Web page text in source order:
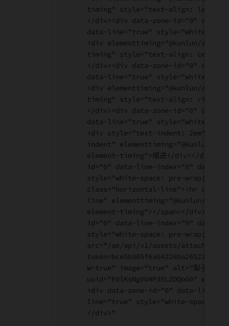
timing" style="text-align: left;">左
</div><div data-zone-id="0" data-
data-line="true" style="white-
<div elementtiming="@kunlun/app-
timing" style="text-align: center;">
</div><div data-zone-id="0" data-
data-line="true" style="white-
<div elementtiming="@kunlun/app-
timing" style="text-align: right;">
</div><div data-zone-id="0" data-
data-line="true" style="white-
<div style="text-indent: 2em"
indent" elementtiming="@kunlun/
element-timing">缩进</div></
id="0" data-line-index="8" data-
style="white-space: pre-
class="horizontal-line"><hr
line" elementtiming="@kunlun/app-
element-timing"></span></div><div
id="0" data-line-index="9" data-
style="white-space: pre-
src="/ae/api/v1/assets/attachment/
w=true" image="true" alt="梨子
uuid="F0lKsNgVU4P35LZDQoG0"
<div data-zone-id="0" data-line-
line="true" style="white-space:
</div>"